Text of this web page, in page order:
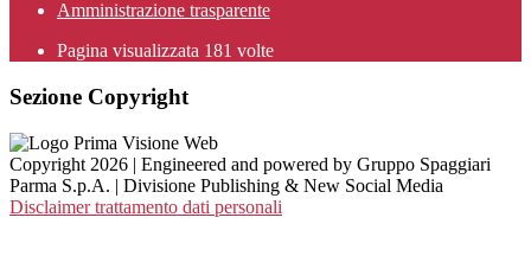
Amministrazione trasparente
Pagina visualizzata 181 volte
Sezione Copyright
Copyright 2026 | Engineered and powered by Gruppo Spaggiari
Parma S.p.A. | Divisione Publishing & New Social Media
Disclaimer trattamento dati personali